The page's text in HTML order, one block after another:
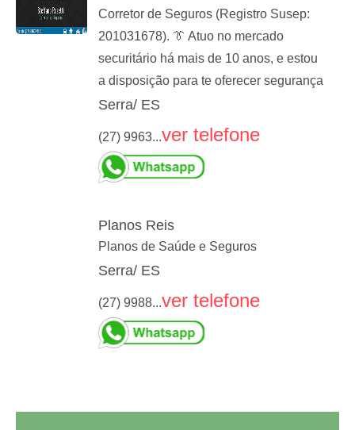
Corretor de Seguros (Registro Susep:
201031678). 👔 Atuo no mercado
securitário há mais de 10 anos, e estou
a disposição para te oferecer segurança
Serra/ ES
(27) 9963...ver telefone
Planos Reis
Planos de Saúde e Seguros
Serra/ ES
(27) 9988...ver telefone